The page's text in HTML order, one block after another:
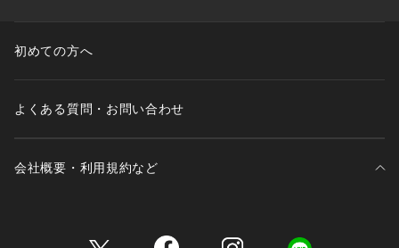
初めての方へ
よくある質問・お問い合わせ
会社概要・利用規約など